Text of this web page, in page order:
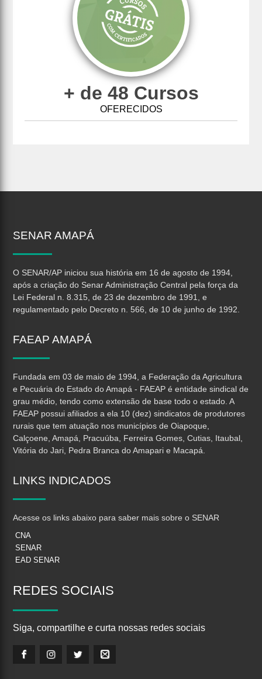
+ de 48 Cursos
OFERECIDOS
SENAR AMAPÁ
O SENAR/AP iniciou sua história em 16 de agosto de 1994,
após a criação do Senar Administração Central pela força da
Lei Federal n. 8.315, de 23 de dezembro de 1991, e
regulamentado pelo Decreto n. 566, de 10 de junho de 1992.
FAEAP AMAPÁ
Fundada em 03 de maio de 1994, a Federação da Agricultura
e Pecuária do Estado do Amapá - FAEAP é entidade sindical de
grau médio, tendo como extensão de base todo o estado. A
FAEAP possui afiliados a ela 10 (dez) sindicatos de produtores
rurais que tem atuação nos municípios de Oiapoque,
Calçoene, Amapá, Pracuúba, Ferreira Gomes, Cutias, Itaubal,
Vitória do Jari, Pedra Branca do Amapari e Macapá.
LINKS INDICADOS
Acesse os links abaixo para saber mais sobre o SENAR
CNA
SENAR
EAD SENAR
REDES SOCIAIS
Siga, compartilhe e curta nossas redes sociais